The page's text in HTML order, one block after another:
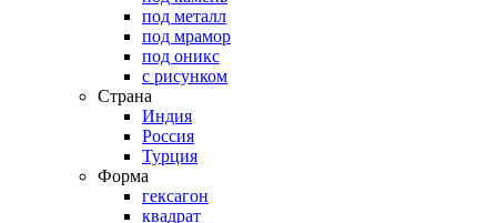
под металл
под мрамор
под оникс
с рисунком
Страна
Индия
Россия
Турция
Форма
гексагон
квадрат